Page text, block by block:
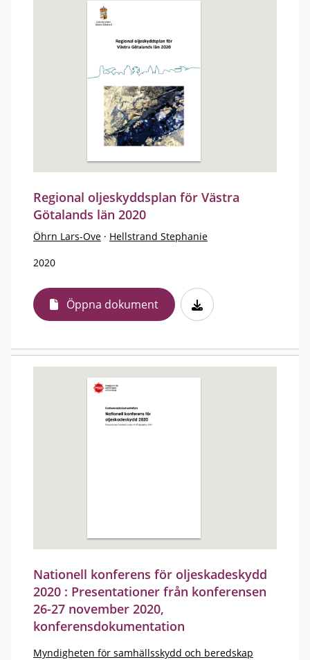
Regional oljeskyddsplan för Västra
Götalands län 2020
Öhrn Lars-Ove · Hellstrand Stephanie
2020
Öppna dokument
Nationell konferens för oljeskadeskydd
2020 : Presentationer från konferensen
26-27 november 2020,
konferensdokumentation
Myndigheten för samhällsskydd och beredskap